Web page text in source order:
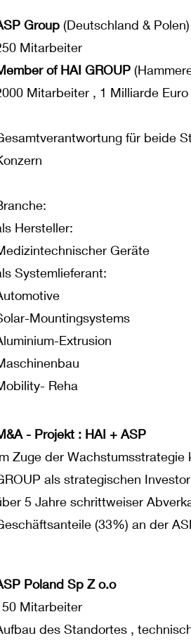
Group (Deutschland & Polen)
Mitarbeiter
of HAI GROUP
Mitarbeiter , 1 Milliarde
für beide
Hersteller:
Geräte
Systemlieferant:
Mountingsystems
Extrusion
Reha
- Projekt : HAI + ASP
Zuge der Wachstumsstrategie
als strategischen
5 Jahre schrittweiser
(33%) an der
Poland Sp Z o.o
Mitarbeiter
des Standortes ,